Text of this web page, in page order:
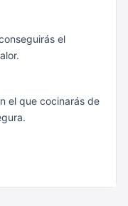
el
el que cocinarás de